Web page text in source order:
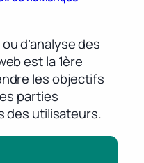
d’analyse des
est la 1ère
les objectifs
parties
des utilisateurs.